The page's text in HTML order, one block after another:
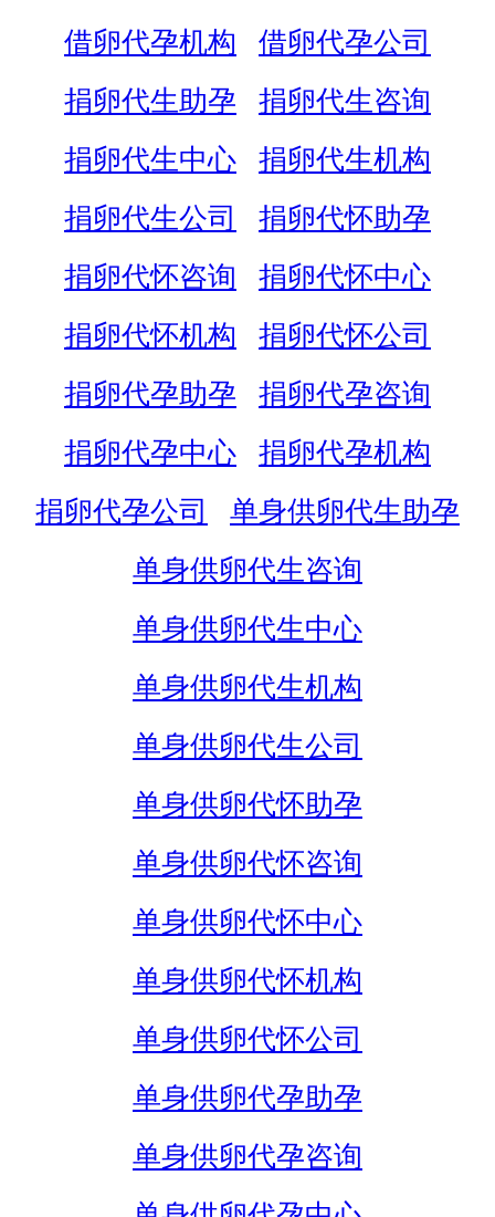
借卵代孕机构
借卵代孕公司
捐卵代生助孕
捐卵代生咨询
捐卵代生中心
捐卵代生机构
捐卵代生公司
捐卵代怀助孕
捐卵代怀咨询
捐卵代怀中心
捐卵代怀机构
捐卵代怀公司
捐卵代孕助孕
捐卵代孕咨询
捐卵代孕中心
捐卵代孕机构
捐卵代孕公司
单身供卵代生助孕
单身供卵代生咨询
单身供卵代生中心
单身供卵代生机构
单身供卵代生公司
单身供卵代怀助孕
单身供卵代怀咨询
单身供卵代怀中心
单身供卵代怀机构
单身供卵代怀公司
单身供卵代孕助孕
单身供卵代孕咨询